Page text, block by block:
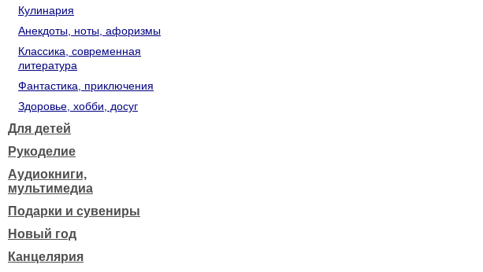
Кулинария
Анекдоты, ноты, афоризмы
Классика, современная
литература
Фантастика, приключения
Здоровье, хобби, досуг
Для детей
Рукоделие
Аудиокниги,
мультимедиа
Подарки и сувениры
Новый год
Канцелярия